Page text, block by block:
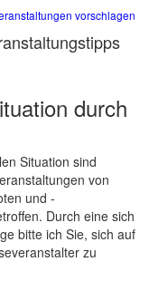
vorschlagen
durch
Situation sind
von
und -
Durch eine sich
bitte ich Sie, sich auf
zu